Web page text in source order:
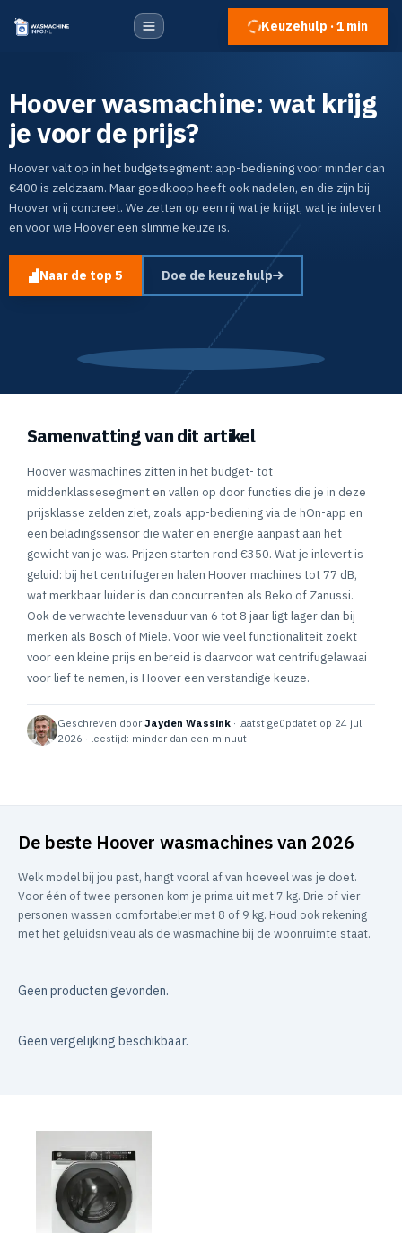
Keuzehulp · 1 min
Hoover wasmachine: wat krijg
je voor de prijs?
Hoover valt op in het budgetsegment: app-bediening voor minder dan
€400 is zeldzaam. Maar goedkoop heeft ook nadelen, en die zijn bij
Hoover vrij concreet. We zetten op een rij wat je krijgt, wat je inlevert
en voor wie Hoover een slimme keuze is.
Naar de top 5 Doe de keuzehulp
Samenvatting van dit artikel
Hoover wasmachines zitten in het budget- tot
middenklassesegment en vallen op door functies die je in deze
prijsklasse zelden ziet, zoals app-bediening via de hOn-app en
een beladingssensor die water en energie aanpast aan het
gewicht van je was. Prijzen starten rond €350. Wat je inlevert is
geluid: bij het centrifugeren halen Hoover machines tot 77 dB,
wat merkbaar luider is dan concurrenten als Beko of Zanussi.
Ook de verwachte levensduur van 6 tot 8 jaar ligt lager dan bij
merken als Bosch of Miele. Voor wie veel functionaliteit zoekt
voor een kleine prijs en bereid is daarvoor wat centrifugelawaai
voor lief te nemen, is Hoover een verstandige keuze.
Geschreven door Jayden Wassink · laatst geüpdatet op 24 juli
2026 · leestijd: minder dan een minuut
De beste Hoover wasmachines van 2026
Welk model bij jou past, hangt vooral af van hoeveel was je doet.
Voor één of twee personen kom je prima uit met 7 kg. Drie of vier
personen wassen comfortabeler met 8 of 9 kg. Houd ook rekening
met het geluidsniveau als de wasmachine bij de woonruimte staat.
Geen producten gevonden.
Geen vergelijking beschikbaar.